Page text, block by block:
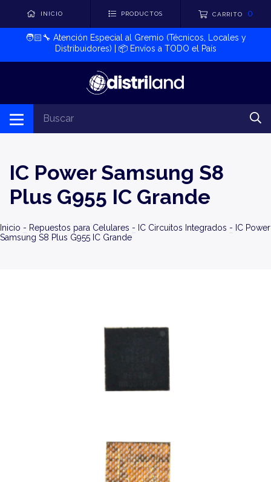
INICIO PRODUCTOS CARRITO 0
🧑🏻‍🔧​ Atención Especial al Gremio (Técnicos, Locales y
Distribuidores) | 📦​ Envíos a TODO el País
IC Power Samsung S8
Plus G955 IC Grande
Inicio - Repuestos para Celulares - IC Circuitos Integrados - IC Power
Samsung S8 Plus G955 IC Grande